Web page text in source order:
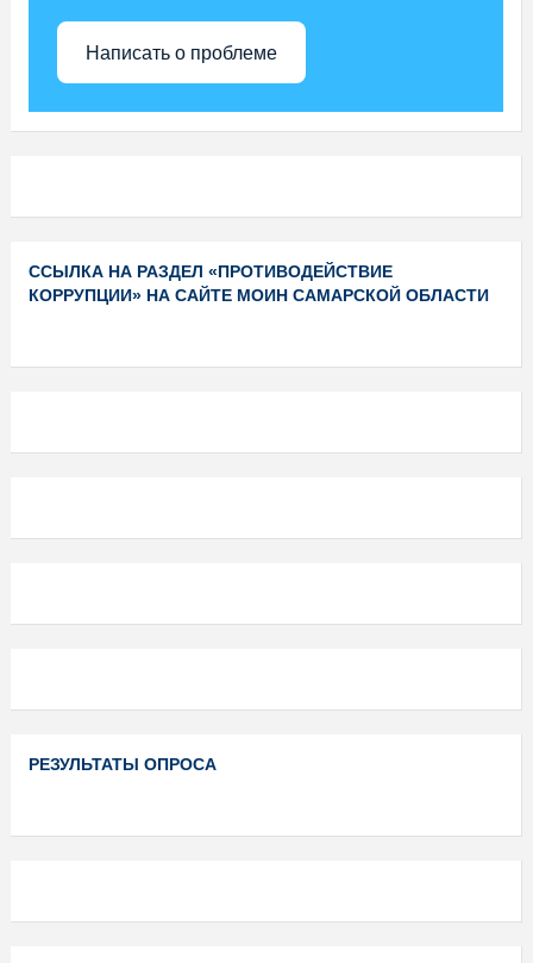
Написать о проблеме
ССЫЛКА НА РАЗДЕЛ «ПРОТИВОДЕЙСТВИЕ
КОРРУПЦИИ» НА САЙТЕ МОИН САМАРСКОЙ ОБЛАСТИ
РЕЗУЛЬТАТЫ ОПРОСА